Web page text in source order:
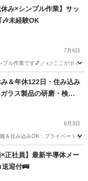
み×シンプル作業】サッ
未経験OK
7月6日
プル作業です🎵／ 👉ここがポイ
＆年休122日・住み込み
ラス製品の研磨・検査
6月3日
＆住み込みOK：プライベート
正社員】最新半導体メー
迎付🚌